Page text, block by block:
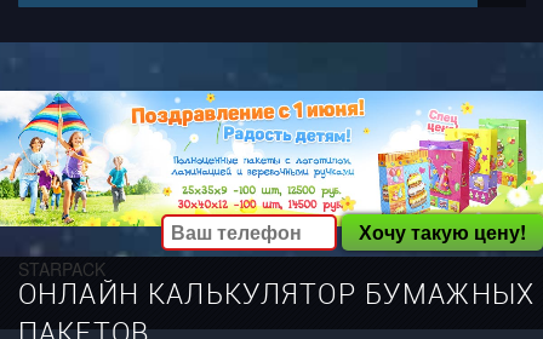
Хочу такую цену!
STARPACK
ОНЛАЙН КАЛЬКУЛЯТОР БУМАЖНЫХ